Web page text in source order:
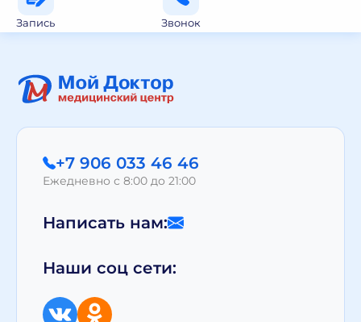
Запись Звонок
+7 906 033 46 46
Ежедневно с 8:00 до 21:00
Написать нам:
Наши соц сети: